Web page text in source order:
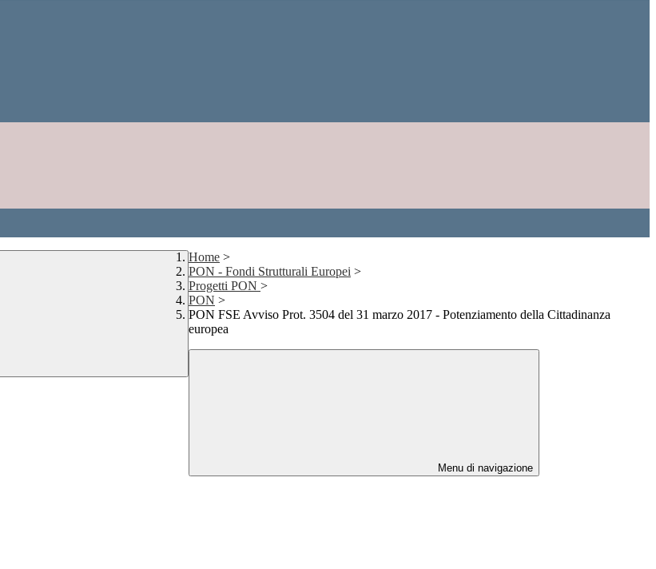
Home >
PON - Fondi Strutturali Europei >
Progetti PON >
PON >
PON FSE Avviso Prot. 3504 del 31 marzo 2017 - Potenziamento della Cittadinanza
europea
Menu di navigazione